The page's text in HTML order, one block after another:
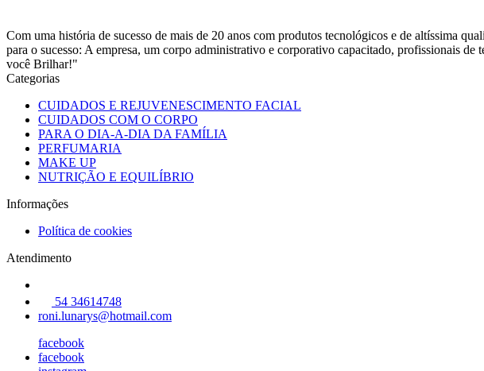
Com uma história de sucesso de mais de 20 anos com produtos tecnológicos e de altíssima
para o sucesso: A empresa, um corpo administrativo e corporativo capacitado, profissionais
você Brilhar!"
Categorias
CUIDADOS E REJUVENESCIMENTO FACIAL
CUIDADOS COM O CORPO
PARA O DIA-A-DIA DA FAMÍLIA
PERFUMARIA
MAKE UP
NUTRIÇÃO E EQUILÍBRIO
Informações
Política de cookies
Atendimento
54 34614748
roni.lunarys@hotmail.com
facebook
facebook